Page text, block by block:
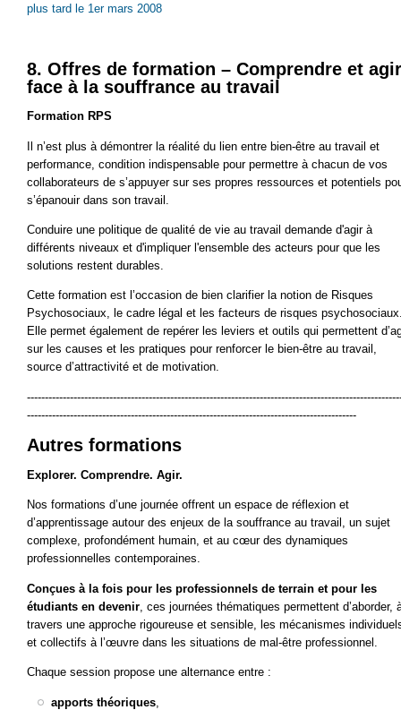
plus tard le 1er mars 2008
8. Offres de formation – Comprendre et agir
face à la souffrance au travail
Formation RPS
Il n’est plus à démontrer la réalité du lien entre bien-être au travail et
performance, condition indispensable pour permettre à chacun de vos
collaborateurs de s’appuyer sur ses propres ressources et potentiels
s’épanouir dans son travail.
Conduire une politique de qualité de vie au travail demande d'agir à
différents niveaux et d'impliquer l'ensemble des acteurs pour que les
solutions restent durables.
Cette formation est l’occasion de bien clarifier la notion de Risques
Psychosociaux, le cadre légal et les facteurs de risques
Elle permet également de repérer les leviers et outils qui permettent
sur les causes et les pratiques pour renforcer le bien-être au travail,
source d’attractivité et de motivation.
---
--------------------------------------------------------------------------------------------
Autres formations
Explorer. Comprendre. Agir.
Nos formations d’une journée offrent un espace de réflexion et
d’apprentissage autour des enjeux de la souffrance au travail, un sujet
complexe, profondément humain, et au cœur des dynamiques
professionnelles contemporaines.
Conçues à la fois pour les professionnels de terrain et pour les
étudiants en devenir , ces journées thématiques permettent d’aborder,
travers une approche rigoureuse et sensible, les mécanismes
et collectifs à l’œuvre dans les situations de mal-être professionnel.
Chaque session propose une alternance entre :
apports théoriques,